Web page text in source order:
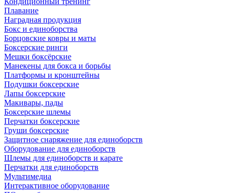
Плавание
Наградная продукция
Бокс и единоборства
Борцовские ковры и маты
Боксерские ринги
Мешки боксёрские
Манекены для бокса и борьбы
Платформы и кронштейны
Подушки боксерские
Лапы боксерские
Макивары, пады
Боксерские шлемы
Перчатки боксерские
Груши боксерские
Защитное снаряжение для единоборств
Оборудование для единоборств
Шлемы для единоборств и карате
Перчатки для единоборств
Мультимедиа
Интерактивное оборудование